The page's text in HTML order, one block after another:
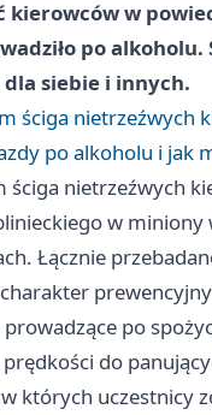
kierowców w
po
siebie i innych.
ściga
po alkoholu i jak
ściga nietrzeźwych
w
Łącznie
po
do
których uczestnicy